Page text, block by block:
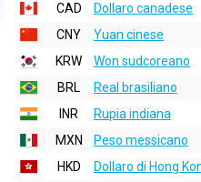
CAD
Dollaro canadese
CNY
Yuan cinese
KRW
Won sudcoreano
BRL
Real brasiliano
INR
Rupia indiana
MXN
Peso messicano
HKD
Dollaro di Hong